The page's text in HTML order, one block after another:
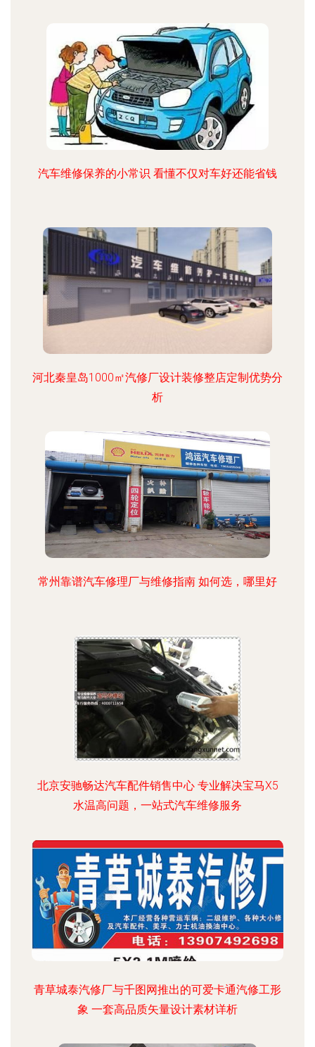
汽车维修保养的小常识 看懂不仅对车好还能省钱
河北秦皇岛1000㎡汽修厂设计装修整店定制优势分
析
常州靠谱汽车修理厂与维修指南 如何选，哪里好
北京安驰畅达汽车配件销售中心 专业解决宝马X5
水温高问题，一站式汽车维修服务
青草城泰汽修厂与千图网推出的可爱卡通汽修工形
象 一套高品质矢量设计素材详析